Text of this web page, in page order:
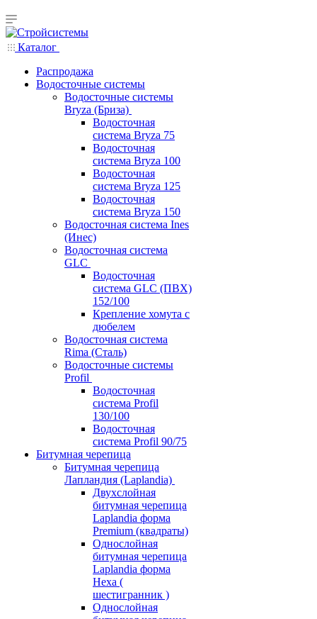
Каталог
Распродажа
Водосточные системы
Водосточные системы
Bryza (Бриза)
Водосточная
система Bryza 75
Водосточная
система Bryza 100
Водосточная
система Bryza 125
Водосточная
система Bryza 150
Водосточная система Ines
(Инес)
Водосточная система
GLC
Водосточная
система GLC (ПВХ)
152/100
Крепление хомута с
дюбелем
Водосточная система
Rima (Сталь)
Водосточные системы
Profil
Водосточная
система Profil
130/100
Водосточная
система Profil 90/75
Битумная черепица
Битумная черепица
Лапландия (Laplandia)
Двухслойная
битумная черепица
Laplandia форма
Premium (квадраты)
Однослойная
битумная черепица
Laplandia форма
Hexa (
шестигранник )
Однослойная